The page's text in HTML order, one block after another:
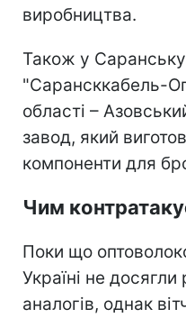
виробництва.
Також у
"Сарансккабель-
області –
завод, який
компоненти для
Чим
Поки що
Україні не досягли
аналогів, однак